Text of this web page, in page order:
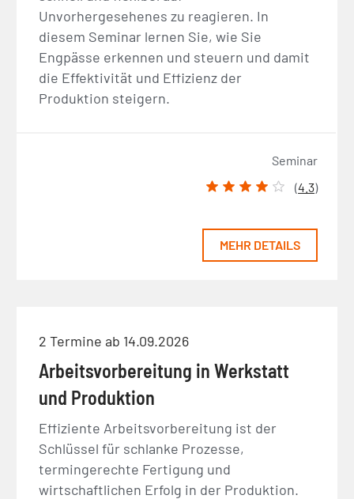
Unvorhergesehenes zu reagieren. In
diesem Seminar lernen Sie, wie Sie
Engpässe erkennen und steuern und damit
die Effektivität und Effizienz der
Produktion steigern.
Seminar
(4.3)
MEHR DETAILS
2 Termine ab 14.09.2026
Arbeitsvorbereitung in Werkstatt
und Produktion
Effiziente Arbeitsvorbereitung ist der
Schlüssel für schlanke Prozesse,
termingerechte Fertigung und
wirtschaftlichen Erfolg in der Produktion.